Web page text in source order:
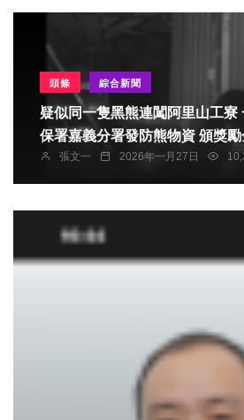
頭條 綜合新聞
疑似同一隻黑熊連闖阿里山工寮 一個月達九起 林
保署嘉義分署
張文一 2026年一月27日